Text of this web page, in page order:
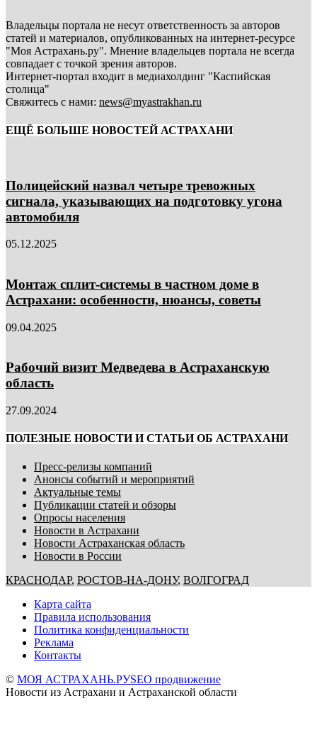
Владельцы портала не несут ответственность за авторов
статей и материалов, опубликованных на интернет-ресурсе
"Моя Астрахань.ру". Мнение владельцев портала не всегда
совпадает с точкой зрения авторов.
Интернет-портал входит в медиахолдинг "Каспийская
столица"
Свяжитесь с нами: news@myastrakhan.ru
ЕЩЁ БОЛЬШЕ НОВОСТЕЙ АСТРАХАНИ
Полицейский назвал четыре тревожных
сигнала, указывающих на подготовку угона
автомобиля
05.12.2025
Монтаж сплит-системы в частном доме в
Астрахани: особенности, нюансы, советы
09.04.2025
Рабочий визит Медведева в Астраханскую
область
27.09.2024
ПОЛЕЗНЫЕ НОВОСТИ И СТАТЬИ ОБ АСТРАХАНИ
Пресс-релизы компаний
Анонсы событий и мероприятий
Актуальные темы
Публикации статей и обзоры
Опросы населения
Новости в Астрахани
Новости Астраханская область
Новости в России
КРАСНОДАР, РОСТОВ-НА-ДОНУ, ВОЛГОГРАД
Карта сайта
Правила использования
Политика конфиденциальности
Реклама
Контакты
© МОЯ АСТРАХАНЬ.РУSEO продвижение
Новости из Астрахани и Астраханской области